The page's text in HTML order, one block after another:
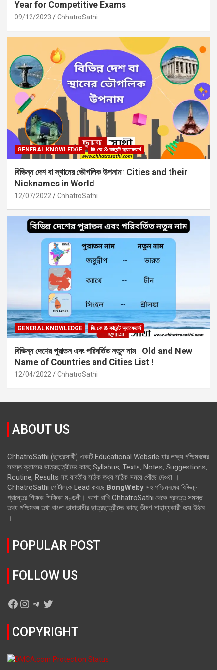
Year for Competitive Exams
09/12/2023 ChhatroSathi
GENERAL KNOWLEDGE জি.কে & কারেন্ট অ্যাফেয়ার্স
বিভিন্ন দেশ বা স্থানের ভৌগলিক উপনাম ৷ Cities and their
Nicknames in World
12/07/2022 ChhatroSathi
GENERAL KNOWLEDGE জি.কে & কারেন্ট অ্যাফেয়ার্স
বিভিন্ন দেশের পুরাতন এবং পরিবর্তিত নতুন নাম | Old and New
Name of Countries and Cities List !
12/04/2022 ChhatroSathi
ABOUT US
ChhatroSathi (ছাত্রসাথী) একটি Educational Website যার লক্ষ্য পশ্চিমবঙ্গের
সমস্ত ক্লাসের ছাত্রছাত্রীদের কাছে Syllabus, Texts, Notes, Suggestions,
Routine, Results সহ যাবতীয় সঠিক তথ্য সঠিক সময়ে পৌঁছে দেওয়া ।
ChhatroSathi পোর্টালকে Lead করছে BongWeby সহ পশ্চিমবঙ্গের বিভিন্ন
প্রান্তের শিক্ষক শিক্ষিকা মণ্ডলী। আশা রাখি ChhatroSathi থেকে প্রদত্ত সমস্ত
তথ্য পশ্চিমবঙ্গ তথা বাংলা ভাষাভাষীর ছাত্রছাত্রীদের কাছে ভীষণ সাহায্যকারী হয়ে উঠবে
।
POPULAR POST
FOLLOW US
Facebook
Instagram
Telegram
Twitter
COPYRIGHT